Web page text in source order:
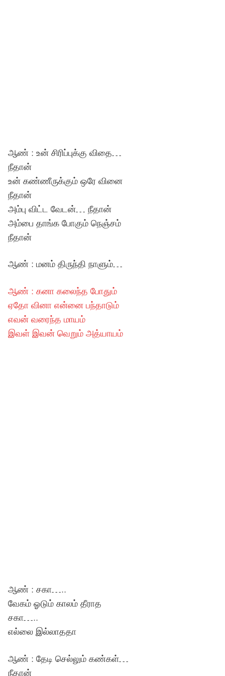
ஆண் : உன் சிரிப்புக்கு விதை…
நீதான்
உன் கண்ணீருக்கும் ஒரே வினை
நீதான்
அம்பு விட்ட வேடன்… நீதான்
அம்பை தாங்க போகும் நெஞ்சம்
நீதான்
ஆண் : மனம் திருந்தி நாளும்…
ஆண் : கனா கலைந்த போதும்
ஏதோ வினா என்னை பந்தாடும்
எவன் வரைந்த மாயம்
இவள் இவன் வெறும் அத்யாயம்
ஆண் : சகா…..
வேகம் ஓடும் காலம் தீராத
சகா…..
எல்லை இல்லாததா
ஆண் : தேடி செல்லும் கண்கள்…